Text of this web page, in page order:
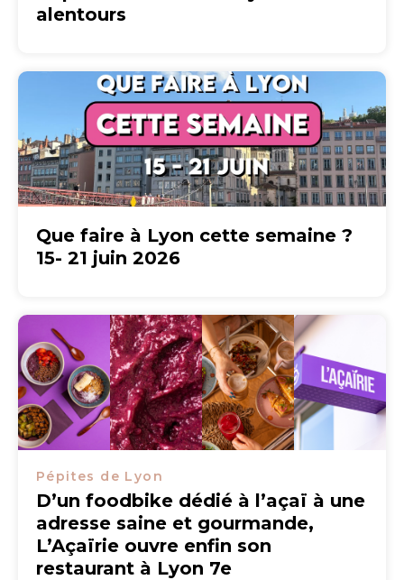
alentours
Que faire à Lyon cette semaine ?
15- 21 juin 2026
Pépites de Lyon
D’un foodbike dédié à l’açaï à une
adresse saine et gourmande,
L’Açaïrie ouvre enfin son
restaurant à Lyon 7e